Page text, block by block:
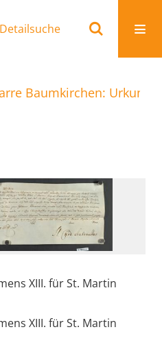
Detailsuche
Baumkirchen:
XIII. für St. Martin
XIII. für St. Martin